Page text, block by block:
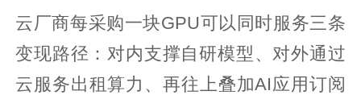
云厂商每采购一块GPU可以同时服务三条
变现路径：对内支撑自研模型、对外通过
云服务出租算力、再往上叠加AI应用订阅